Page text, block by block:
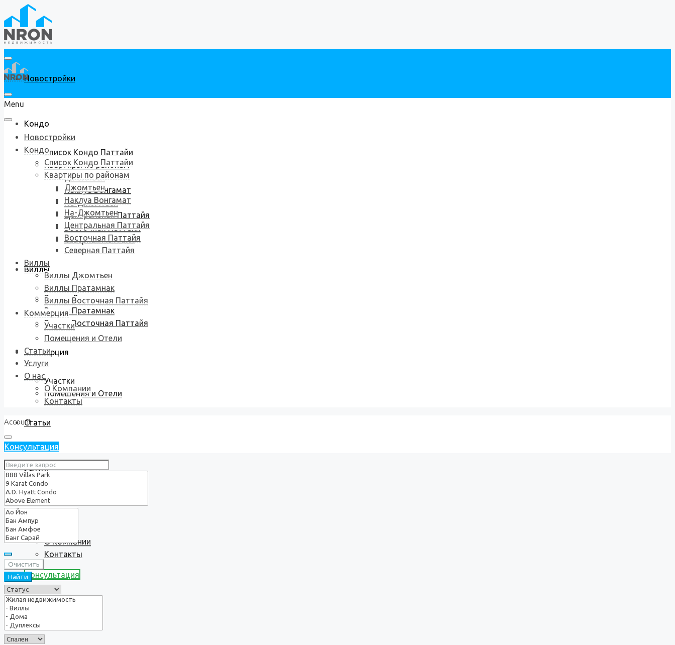
Новостройки
Кондо
Список Кондо Паттайи
Квартиры по районам
Джомтьен
Наклуа Вонгамат
На-Джомтьен
Центральная Паттайя
Восточная Паттайя
Северная Паттайя
Виллы
Виллы Джомтьен
Виллы Пратамнак
Виллы Восточная Паттайя
Коммерция
Участки
Помещения и Отели
Статьи
Услуги
О нас
О Компании
Контакты
Консультация
Menu
Новостройки
Кондо
Список Кондо Паттайи
Квартиры по районам
Джомтьен
Наклуа Вонгамат
На-Джомтьен
Центральная Паттайя
Восточная Паттайя
Северная Паттайя
Виллы
Виллы Джомтьен
Виллы Пратамнак
Виллы Восточная Паттайя
Коммерция
Участки
Помещения и Отели
Статьи
Услуги
О нас
О Компании
Контакты
Account
Консультация
Очистить
Найти